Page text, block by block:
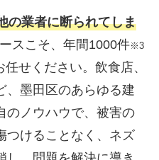
の業者に断られてしま
スこそ、年間1000件※3
せください。飲食店、
、墨田区のあらゆる建
のノウハウで、被害の
つけることなく、ネズ